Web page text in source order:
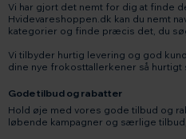
Vi har gjort det nemt for dig at finde
Hvidevareshoppen.dk kan du nemt
kategorier og finde præcis det, du
Vi tilbyder hurtig levering og god
dine nye frokosttallerkener så hurtigt
Gode tilbud og rabatter
Hold øje med vores gode tilbud og
løbende kampagner og særlige